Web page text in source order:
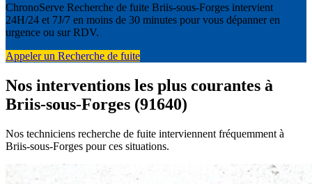
ChronoServe Recherche de fuite Briis-sous-Forges intervient
24H/24 et 7J/7 en moins de 30 minutes pour vous dépanner en
urgence ou sur RDV.
Appeler un Recherche de fuite
Nos interventions les plus courantes à
Briis-sous-Forges (91640)
Nos techniciens recherche de fuite interviennent fréquemment à
Briis-sous-Forges pour ces situations.